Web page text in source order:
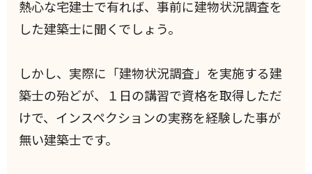
熱心な宅建士で有れば、事前に建物状況調査を
した建築士に聞くでしょう。
しかし、実際に「建物状況調査」を実施する建
築士の殆どが、１日の講習で資格を取得しただ
けで、インスペクションの実務を経験した事が
無い建築士です。